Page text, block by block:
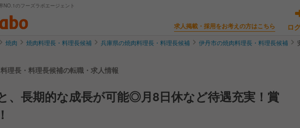
NO.1のフーズラボエージェント
求人掲載・採用をお考えの方はこちら ロ
焼肉 焼肉料理長・料理長候補 兵庫県の焼肉料理長・料理長候補 伊丹市の焼肉料理長・料理長候補
理長・料理長候補の転職・求人情報
、長期的な成長が可能◎月8日休など待遇充実！賞